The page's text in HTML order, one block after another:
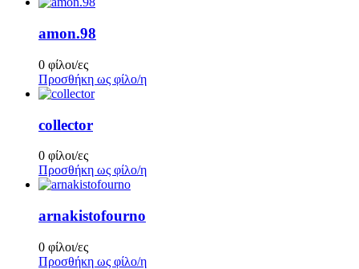
amon.98
0 φίλοι/ες
Προσθήκη ως φίλο/η
collector
0 φίλοι/ες
Προσθήκη ως φίλο/η
arnakistofourno
0 φίλοι/ες
Προσθήκη ως φίλο/η